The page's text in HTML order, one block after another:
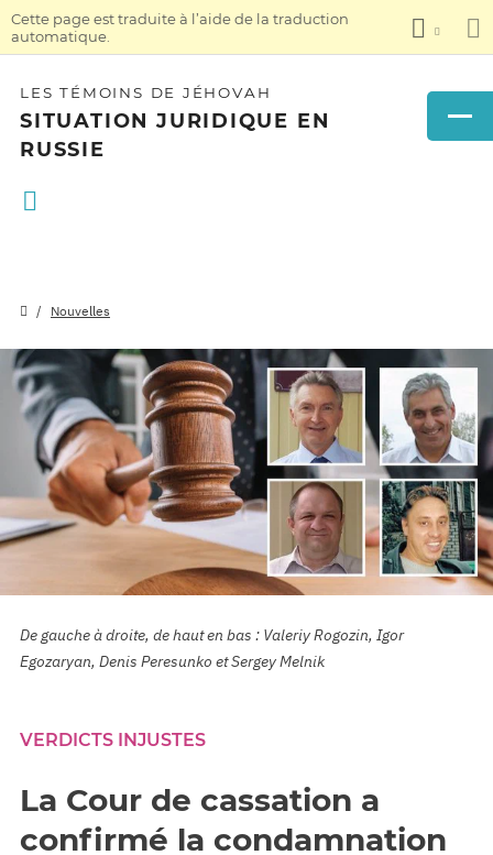
Cette page est traduite à l’aide de la traduction
automatique.
LES TÉMOINS DE JÉHOVAH
SITUATION JURIDIQUE EN
RUSSIE
Nouvelles
De gauche à droite, de haut en bas : Valeriy Rogozin, Igor
Egozaryan, Denis Peresunko et Sergey Melnik
VERDICTS INJUSTES
La Cour de cassation a
confirmé la condamnation